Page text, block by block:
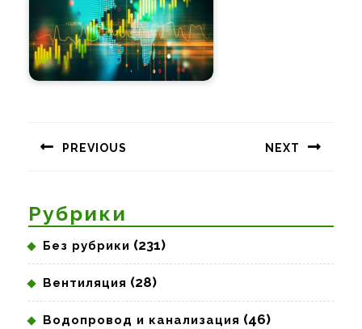
записям
PREVIOUS NEXT
Рубрики
Без рубрики (231)
Вентиляция (28)
Водопровод и канализация (46)